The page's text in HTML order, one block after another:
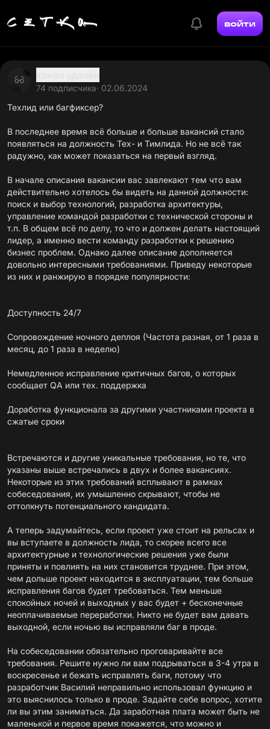
войти
74 подписчика· 02.06.2024
Техлид или багфиксер?
В последнее время всё больше и больше вакансий стало
появляться на должность Тех- и Тимлида. Но не всё так
радужно, как может показаться на первый взгляд.
В начале описания вакансии вас завлекают тем что вам
действительно хотелось бы видеть на данной должности:
поиск и выбор технологий, разработка архитектуры,
управление командой разработки с технической стороны и
т.п. В общем всё по делу, то что и должен делать настоящий
лидер, а именно вести команду разработки к решению
бизнес проблем. Однако далее описание дополняется
довольно интересными требованиями. Приведу некоторые
из них и ранжирую в порядке популярности:
Доступность 24/7
Сопровождение ночного деплоя (Частота разная, от 1 раза в
месяц, до 1 раза в неделю)
Немедленное исправление критичных багов, о которых
сообщает QA или тех. поддержка
Доработка функционала за другими участниками проекта в
сжатые сроки
Встречаются и другие уникальные требования, но те, что
указаны выше встречались в двух и более вакансиях.
Некоторые из этих требований всплывают в рамках
собеседования, их умышленно скрывают, чтобы не
оттолкнуть потенциального кандидата.
А теперь задумайтесь, если проект уже стоит на рельсах и
вы вступаете в должность лида, то скорее всего все
архитектурные и технологические решения уже были
приняты и повлиять на них становится труднее. При этом,
чем дольше проект находится в эксплуатации, тем больше
исправления багов будет требоваться. Тем меньше
спокойных ночей и выходных у вас будет + бесконечные
неоплачиваемые переработки. Никто не будет вам давать
выходной, если ночью вы исправляли баг в проде.
На собеседовании обязательно проговаривайте все
требования. Решите нужно ли вам подрываться в 3-4 утра в
воскресенье и бежать исправлять баги, потому что
разработчик Василий неправильно использовал функцию и
это выяснилось только в проде. Задайте себе вопрос, хотите
ли вы этим заниматься. Да заработная плата может быть не
маленькой и первое время покажется, что можно и